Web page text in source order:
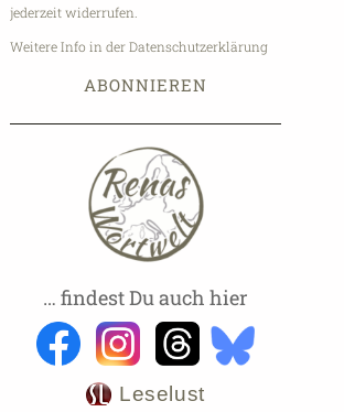
jederzeit widerrufen.
Weitere Info in der Datenschutzerklärung
… findest Du auch hier
Leselust